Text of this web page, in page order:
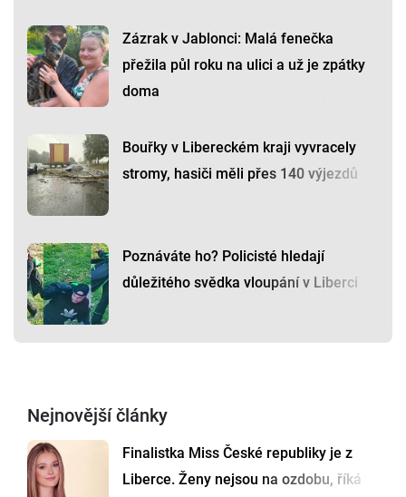
Zázrak v Jablonci: Malá fenečka
přežila půl roku na ulici a už je zpátky
doma
Bouřky v Libereckém kraji vyvracely
stromy, hasiči měli přes 140 výjezdů
Poznáváte ho? Policisté hledají
důležitého svědka vloupání v Liberci
Nejnovější články
Finalistka Miss České republiky je z
Liberce. Ženy nejsou na ozdobu, říká